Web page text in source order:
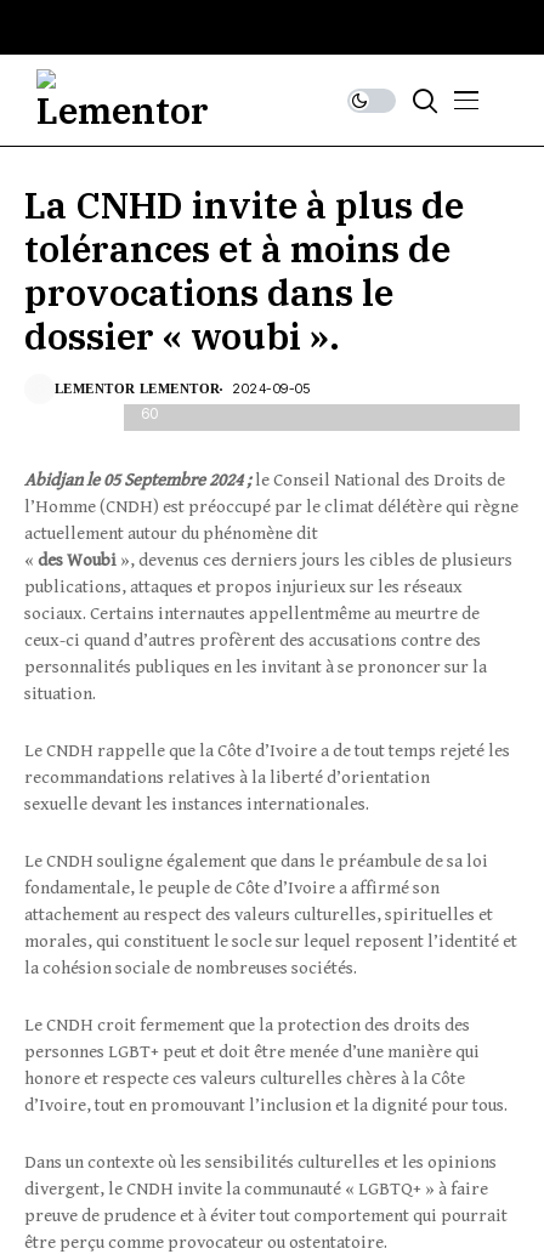
La CNHD invite à plus de
tolérances et à moins de
provocations dans le
dossier « woubi ».
LEMENTOR LEMENTOR 2024-09-05
CREATOR: gd-jpeg v1.0 (using IJG JPEG v62), quality =
60
Abidjan le05Septembre2024;le Conseil National des Droits de
l’Homme (CNDH) est préoccupé par le climat délétère qui règne
actuellement autour du phénomène dit
« desWoubi », devenus ces derniers jours les cibles de plusieurs
publications, attaques et propos injurieux sur les réseaux
sociaux. Certains internautes appellentmême au meurtre de
ceux-ci quand d’autres profèrent des accusations contre des
personnalités publiques en les invitant à se prononcer sur la
situation.
Le CNDH rappelle que la Côte d’Ivoire a de tout temps rejeté les
recommandations relatives à la liberté d’orientation
sexuelle devant les instances internationales.
Le CNDH souligne également que dans le préambule de sa loi
fondamentale, le peuple de Côte d’Ivoire a affirmé son
attachement au respect des valeurs culturelles, spirituelles et
morales, qui constituent le socle sur lequel reposent l’identité et
la cohésion sociale de nombreuses sociétés.
Le CNDH croit fermement que la protection des droits des
personnes LGBT+ peut et doit être menée d’une manière qui
honore et respecte ces valeurs culturelles chères à la Côte
d’Ivoire, tout en promouvant l’inclusion et la dignité pour tous.
Dans un contexte où les sensibilités culturelles et les opinions
divergent, le CNDH invite la communauté « LGBTQ+ » à faire
preuve de prudence et à éviter tout comportement qui pourrait
être perçu comme provocateur ou ostentatoire.